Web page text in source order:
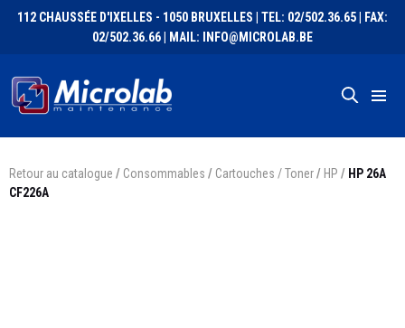
112 CHAUSSÉE D'IXELLES - 1050 BRUXELLES | TEL: 02/502.36.65 | FAX:
02/502.36.66 | MAIL: INFO@MICROLAB.BE
Retour au catalogue / Consommables / Cartouches / Toner/ HP / HP 26A
CF226A